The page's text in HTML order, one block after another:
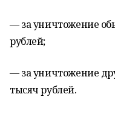
— за уничтожение
рублей;
— за уничтожение
тысяч рублей.